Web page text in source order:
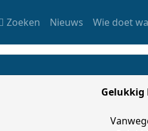
Zoeken Nieuws Wie doet